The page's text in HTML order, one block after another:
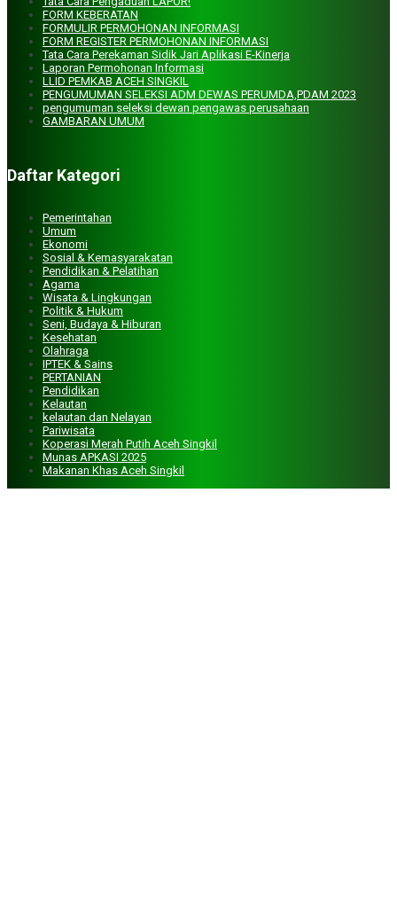
Plt.Kadis DP3AP2KB
AZMA SYAH PUTRI M, SE
KEPALA SEKRETARIAT BAITUL MAL
Surkani, SE
Kepala Pelaksana BPBD
FORM KEBERATAN
FORMULIR PERMOHONAN INFORMASI
FORM REGISTER PERMOHONAN INFORMASI
Tata Cara Perekaman Sidik Jari Aplikasi E-Kinerja
Laporan Permohonan Informasi
LLID PEMKAB ACEH SINGKIL
PENGUMUMAN SELEKSI ADM DEWAS PERUMDA,PDAM 2023
pengumuman seleksi dewan pengawas perusahaan
GAMBARAN UMUM
Daftar Kategori
Pemerintahan
Umum
Ekonomi
Sosial & Kemasyarakatan
Pendidikan & Pelatihan
Agama
Wisata & Lingkungan
Politik & Hukum
Seni, Budaya & Hiburan
Kesehatan
Olahraga
IPTEK & Sains
PERTANIAN
Pendidikan
Kelautan
kelautan dan Nelayan
Pariwisata
Koperasi Merah Putih Aceh Singkil
Munas APKASI 2025
Makanan Khas Aceh Singkil